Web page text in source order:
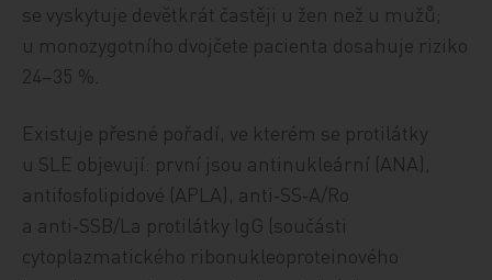
se vyskytuje devětkrát častěji u žen než u mužů;
u monozygotního dvojčete pacienta dosahuje riziko
24–35 %.
Existuje přesné pořadí, ve kterém se protilátky
u SLE objevují: první jsou antinukleární (ANA),
antifosfolipidové (APLA), anti‑SS‑A/Ro
a anti‑SSB/La protilátky IgG (součásti
cytoplazmatického ribonukleoproteinového